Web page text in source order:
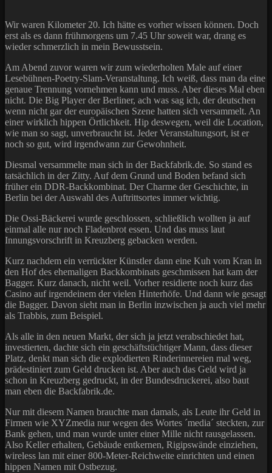
Wir waren Kilometer 20. Ich hätte es vorher wissen können. Doch
erst als es dann frühmorgens um 7.45 Uhr soweit war, drang es
wieder schmerzlich in mein Bewusstsein.
Am Abend zuvor waren wir zum wiederholten Male auf einer
Lesebühnen-Poetry-Slam-Veranstaltung. Ich weiß, dass man da eine
genaue Trennung vornehmen kann und muss. Aber dieses Mal eben
nicht. Die Big Player der Berliner, ach was sag ich, der deutschen
wenn nicht gar der europäischen Szene hatten sich versammelt. An
einer wirklich hippen Örtlichkeit. Hip deswegen, weil die Location,
wie man so sagt, unverbraucht ist. Jeder Veranstaltungsort, ist er
noch so gut, wird irgendwann zur Gewohnheit.
Diesmal versammelte man sich in der Backfabrik.de. So stand es
tatsächlich in der Zitty. Auf dem Grund und Boden befand sich
früher ein DDR-Backkombinat. Der Charme der Geschichte, in
Berlin bei der Auswahl des Auftrittsortes immer wichtig.
Die Ossi-Bäckerei wurde geschlossen, schließlich wollten ja auf
einmal alle nur noch Fladenbrot essen. Und das muss laut
Innungsvorschrift in Kreuzberg gebacken werden.
Kurz nachdem ein verrückter Künstler dann eine Kuh vom Kran in
den Hof des ehemaligen Backkombinats geschmissen hat kam der
Bagger. Kurz danach, nicht weil. Vorher residierte noch kurz das
Casino auf irgendeinem der vielen Hinterhöfe. Und dann wie gesagt
die Bagger. Davon sieht man in Berlin inzwischen ja auch viel mehr
als Trabbis, zum Beispiel.
Als alle in den neuen Markt, der sich ja jetzt verabschiedet hat,
investierten, dachte sich ein geschäftstüchtiger Mann, dass dieser
Platz, denkt man sich die explodierten Rinderinnereien mal weg,
prädestiniert zum Geld drucken ist. Aber auch das Geld wird ja
schon in Kreuzberg gedruckt, in der Bundesdruckerei, also baut
man eben die Backfabrik.de.
Nur mit diesem Namen brauchte man damals, als Leute ihr Geld in
Firmen wie XYZmedia nur wegen des Wortes ´media´ steckten, zur
Bank gehen, und man wurde unter einer Mille nicht rausgelassen.
Also Keller erhalten, Gebäude entkernen, Rigipswände einziehen,
wireless lan mit einer 800-Meter-Reichweite einrichten und einen
hippen Namen mit Ostbezug.